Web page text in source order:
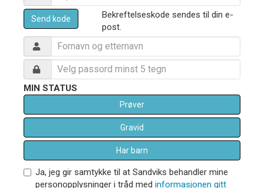
Send kode
Bekreftelseskode sendes til din e-
post.
MIN STATUS
Prøver
Gravid
Har barn
Ja, jeg gir samtykke til at Sandviks behandler mine
personopplysninger i tråd med informasjonen gitt